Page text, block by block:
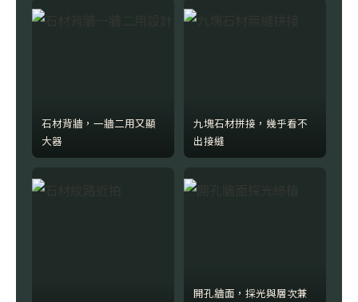
石材背牆，一牆二用又顯
大器
九塊石材拼接，幾乎看不
出接縫
開孔牆面，採光與層次兼